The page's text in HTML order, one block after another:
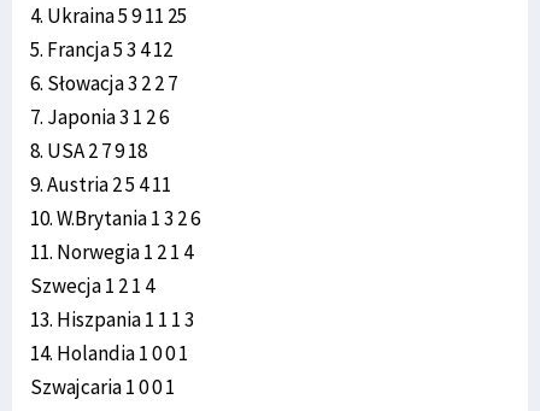
4. Ukraina 5 9 11 25
5. Francja 5 3 4 12
6. Słowacja 3 2 2 7
7. Japonia 3 1 2 6
8. USA 2 7 9 18
9. Austria 2 5 4 11
10. W.Brytania 1 3 2 6
11. Norwegia 1 2 1 4
Szwecja 1 2 1 4
13. Hiszpania 1 1 1 3
14. Holandia 1 0 0 1
Szwajcaria 1 0 0 1